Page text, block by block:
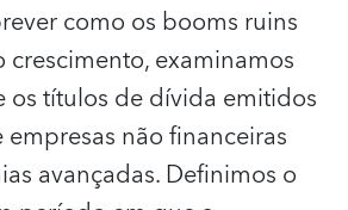
como os booms ruins
examinamos
os títulos de dívida emitidos
não financeiras
avançadas. Definimos o